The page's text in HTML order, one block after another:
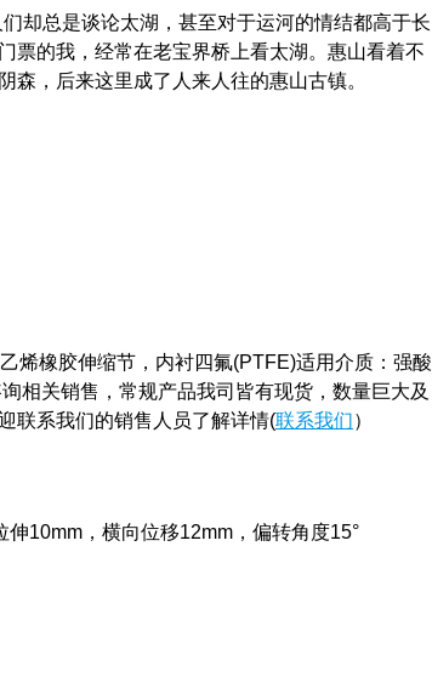
却总是谈论太湖，甚至对于运河的情结都高于长
票的我，经常在老宝界桥上看太湖。惠山看着不
，后来这里成了人来人往的惠山古镇。
烯橡胶伸缩节，内衬四氟(PTFE)适用介质：强酸
相关销售，常规产品我司皆有现货，数量巨大及
联系我们的销售人员了解详情(联系我们）
10mm，横向位移12mm，偏转角度15°